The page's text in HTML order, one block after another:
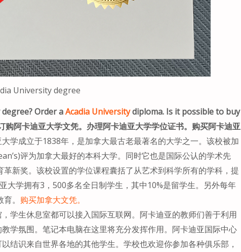
University degree
Order aAcadia Universitydiploma. Is it possible to buy
阿卡迪亚大学文凭。办理阿卡迪亚大学学位证书。购买阿卡迪亚
学成立于1838年，是加拿大最古老最著名的大学之一。该校被加
评为加拿大最好的本科大学。同时它也是国际公认的学术先
新奖。该校设置的学位课程囊括了从艺术到科学所有的学科，提
大学拥有3，500多名全日制学生，其中10%是留学生。另外每年
。 购买加拿大文凭。
学生休息室都可以接入国际互联网。阿卡迪亚的教师们善于利用
学氛围。笔记本电脑在这里将充分发挥作用。阿卡迪亚国际中心
结识来自世界各地的其他学生。学校也欢迎你参加各种俱乐部，